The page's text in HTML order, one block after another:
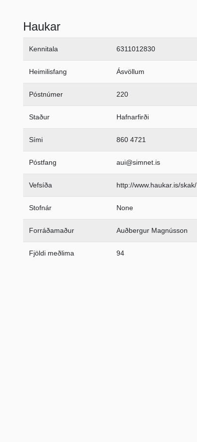
Haukar
Kennitala 6311012830
Heimilisfang Ásvöllum
Póstnúmer 220
Staður Hafnarfirði
Sími 860 4721
Póstfang aui@simnet.is
Vefsíða http://www.haukar.is/skak/
Stofnár None
Forráðamaður Auðbergur Magnússon
Fjöldi meðlima 94